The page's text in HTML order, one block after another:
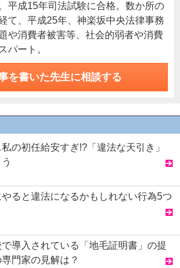
平成15年司法試験に合格。数か所の
て、平成25年、神楽坂中央法律事務
や消費者被害等、社会的弱者や消費
パート。
を書いた先生に相談する
の初任給安すぎ!?「違法な天引き」
ると違法になるかもしれない行為5つ
導入されている「地毛証明書」の提
門家の見解は？